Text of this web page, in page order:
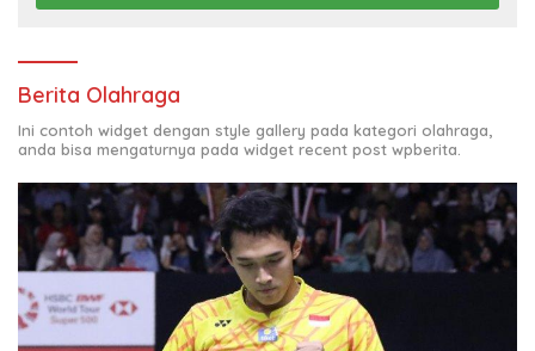
Berita Olahraga
Ini contoh widget dengan style gallery pada kategori olahraga,
anda bisa mengaturnya pada widget recent post wpberita.